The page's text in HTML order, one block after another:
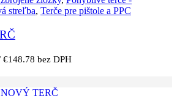
streľba, Terče pre pištole a PPC
€148.78 bez DPH